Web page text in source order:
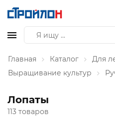
Главная Каталог
Для
Выращивание культур
Лопаты
113 товаров